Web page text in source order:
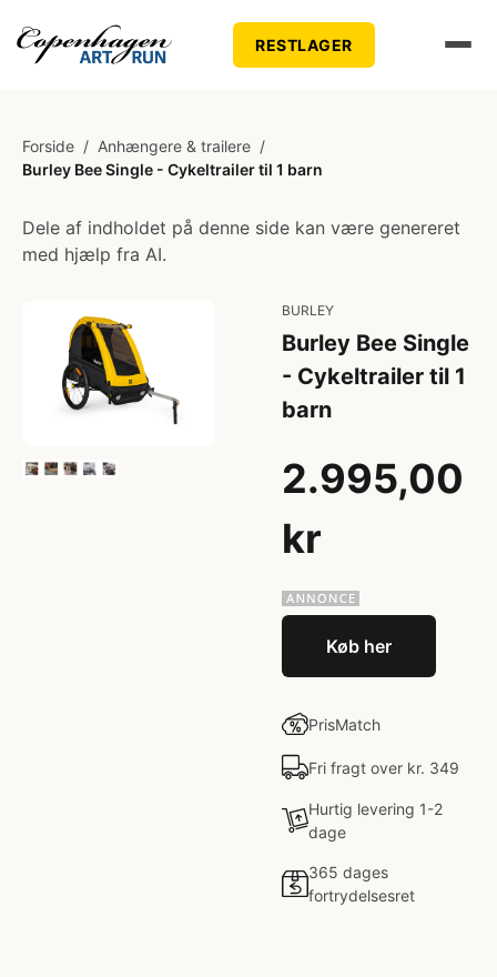
RESTLAGER
Forside / Anhængere & trailere /
Burley Bee Single - Cykeltrailer til 1 barn
Dele af indholdet på denne side kan være genereret
med hjælp fra AI.
BURLEY
Burley Bee Single
- Cykeltrailer til 1
barn
2.995,00
kr
Køb her
PrisMatch
Fri fragt over kr. 349
Hurtig levering 1-2
dage
365 dages
fortrydelsesret